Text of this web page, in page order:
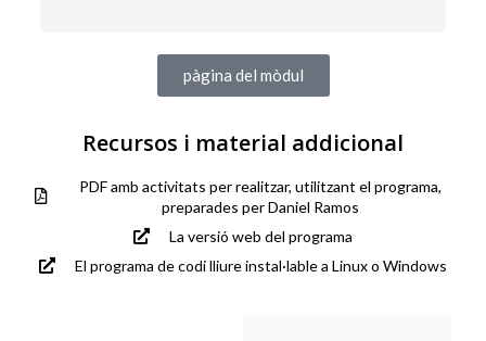
pàgina del mòdul
Recursos i material addicional
PDF amb activitats per realitzar, utilitzant el programa,
preparades per Daniel Ramos
La versió web del programa
El programa de codi lliure instal·lable a Linux o Windows